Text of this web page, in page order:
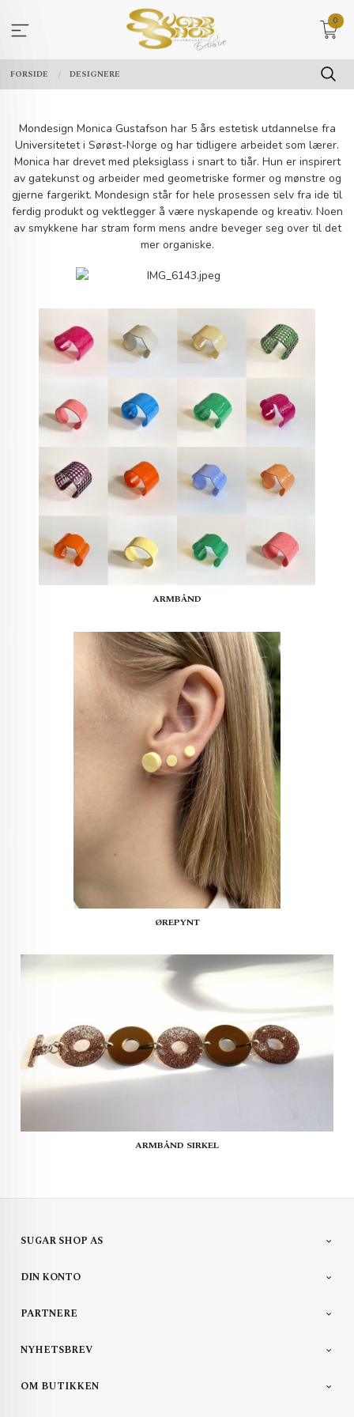
innholdet
0
FORSIDE DESIGNERE
Mondesign Monica Gustafson har 5 års estetisk utdannelse fra
Universitetet i Sørøst-Norge og har tidligere arbeidet som lærer.
Monica har drevet med pleksiglass i snart to tiår. Hun er inspirert
av gatekunst og arbeider med geometriske former og mønstre og
gjerne fargerikt. Mondesign står for hele prosessen selv fra ide til
ferdig produkt og vektlegger å være nyskapende og kreativ. Noen
av smykkene har stram form mens andre beveger seg over til det
mer organiske.
ARMBÅND
ØREPYNT
ARMBÅND SIRKEL
SUGAR SHOP AS
DIN KONTO
PARTNERE
NYHETSBREV
OM BUTIKKEN